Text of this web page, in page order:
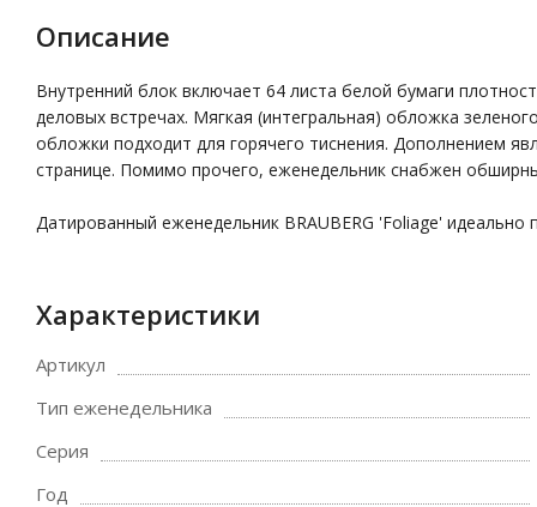
Описание
Внутренний блок включает 64 листа белой бумаги
деловых встречах. Мягкая (интегральная) обложка
обложки подходит для горячего тиснения. Дополнением
странице. Помимо прочего, еженедельник снабжен
Датированный еженедельник BRAUBERG 'Foliage'
Характеристики
Артикул
Тип еженедельника
Серия
Год